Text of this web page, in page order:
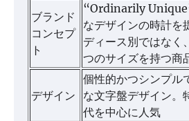
ブランド
コンセプ
ト
“Ordinarily
なデザインの時計を
ディース別ではなく
つのサイズを持つ商
デザイン
個性的かつシンプル
な文字盤デザイン。
代を中心に人気